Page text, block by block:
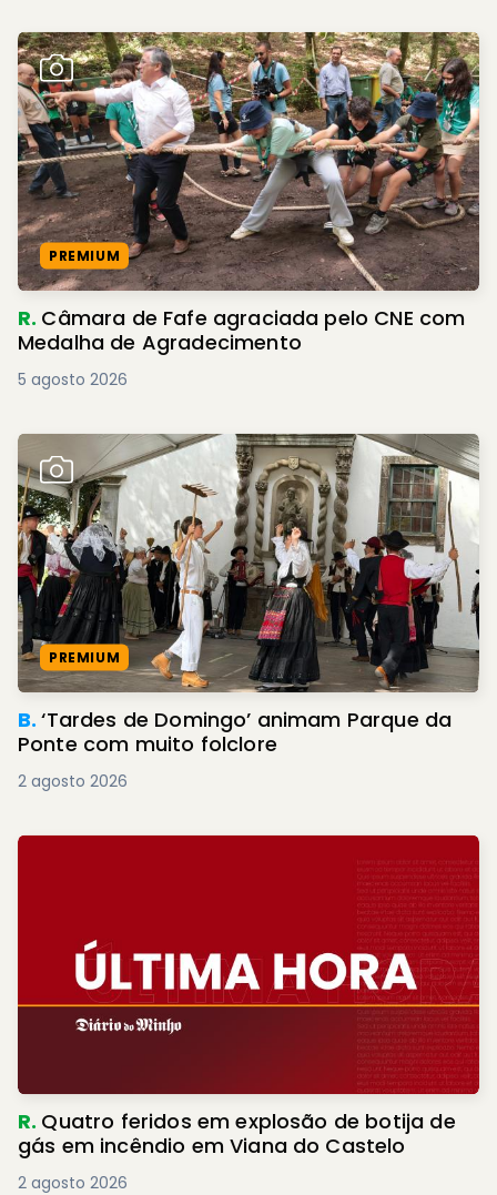
PREMIUM
R. Câmara de Fafe agraciada pelo CNE com
Medalha de Agradecimento
5 agosto 2026
PREMIUM
B.‘Tardes de Domingo’ animam Parque da
Ponte com muito folclore
2 agosto 2026
R. Quatro feridos em explosão de botija de
gás em incêndio em Viana do Castelo
2 agosto 2026